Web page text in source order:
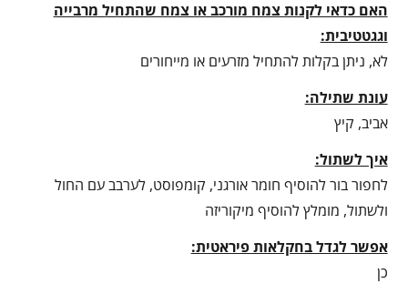
האם כדאי לקנות צמח מורכב או צמח שהתחיל מרבייה
וגגטטיבית:
לא, ניתן בקלות להתחיל מזרעים או מייחורים
עונת שתילה:
אביב, קיץ
איך לשתול:
לחפור בור להוסיף חומר אורגני, קומפוסט, לערבב עם החול
ולשתול, מומלץ להוסיף מיקוריזה
אפשר לגדל בחקלאות פיראטית:
כן